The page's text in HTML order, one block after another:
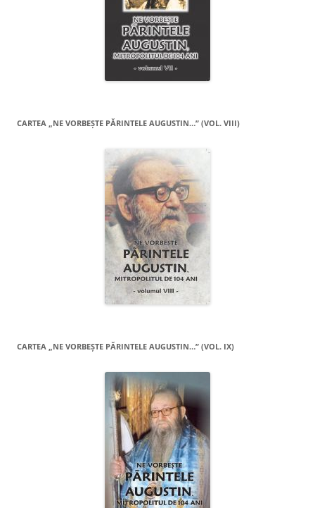
CARTEA „NE VORBEŞTE PĂRINTELE AUGUSTIN…” (VOL. VIII)
CARTEA „NE VORBEŞTE PĂRINTELE AUGUSTIN…” (VOL. IX)